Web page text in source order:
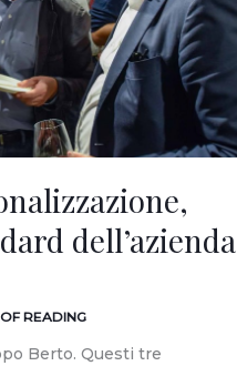
dell’azienda
READING
Berto. Questi tre